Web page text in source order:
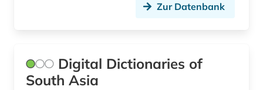
telugu-sprache (1)
thailändisch (1)
Zur Datenbank
Digital Dictionaries of
South Asia